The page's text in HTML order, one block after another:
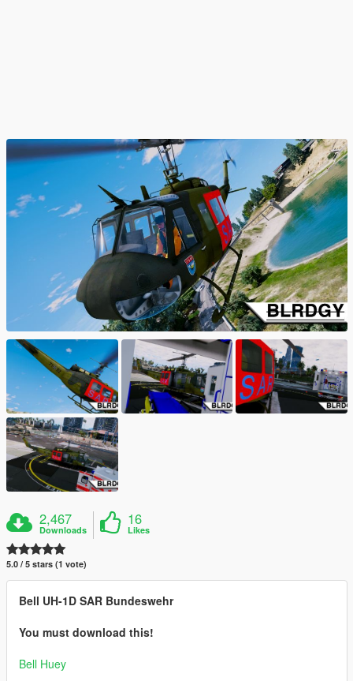
2,467
Downloads
16
Likes
5.0 / 5 stars (1 vote)
Bell UH-1D SAR Bundeswehr
You must download this!
Bell Huey